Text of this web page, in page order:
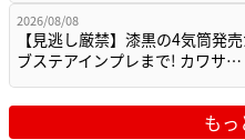
2026/08/08
【見逃し厳禁】漆黒の4気筒発
ブステアインプレまで! カワサ…
もっ